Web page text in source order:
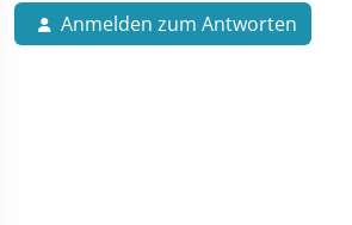
Anmelden zum Antworten